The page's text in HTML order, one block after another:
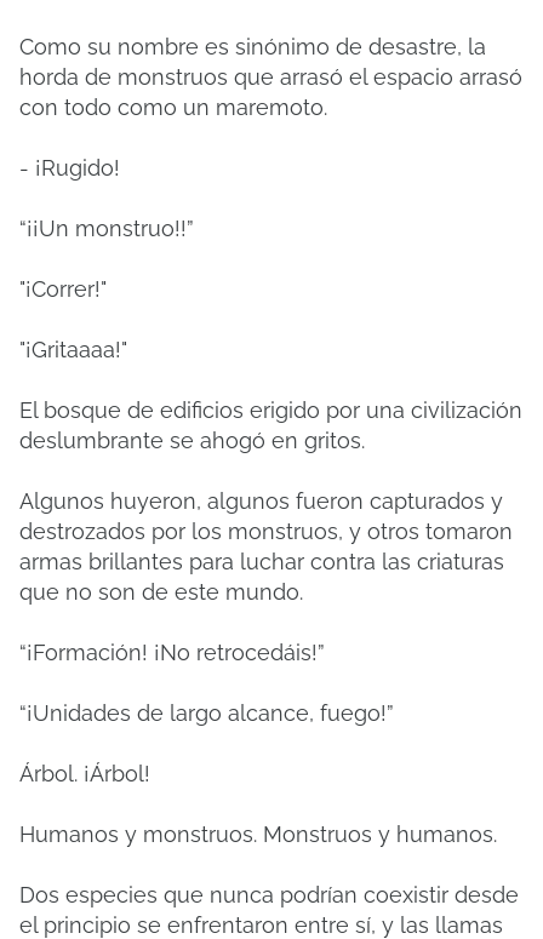
Como su nombre es sinónimo de desastre, la
horda de monstruos que arrasó el espacio arrasó
con todo como un maremoto.
- ¡Rugido!
“¡¡Un monstruo!!”
"¡Correr!"
"¡Gritaaaa!"
El bosque de edificios erigido por una civilización
deslumbrante se ahogó en gritos.
Algunos huyeron, algunos fueron capturados y
destrozados por los monstruos, y otros tomaron
armas brillantes para luchar contra las criaturas
que no son de este mundo.
“¡Formación! ¡No retrocedáis!”
“¡Unidades de largo alcance, fuego!”
Árbol. ¡Árbol!
Humanos y monstruos. Monstruos y humanos.
Dos especies que nunca podrían coexistir desde
el principio se enfrentaron entre sí, y las llamas